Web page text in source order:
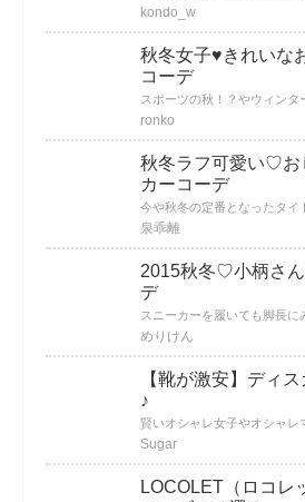
kondo_w
秋冬女子♥きれいな
コーデ
ronko
秋冬ラフ可愛い♡お
カーコーデ
泉乖離
2015秋冬♡小柄さ
デ
めりけん
【靴が激安】ディ
♪
Sugar
LOCOLET（ロコレ